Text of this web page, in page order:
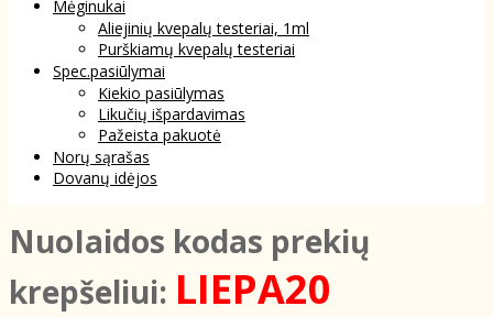
Mėginukai
Aliejinių kvepalų testeriai, 1ml
Purškiamų kvepalų testeriai
Spec.pasiūlymai
Kiekio pasiūlymas
Likučių išpardavimas
Pažeista pakuotė
Norų sąrašas
Dovanų idėjos
NuoIaidos kodas prekių
krepšeliui: LIEPA20